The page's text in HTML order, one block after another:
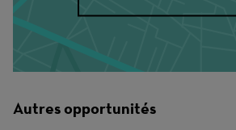
Autres opportunités